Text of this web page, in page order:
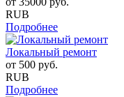
RUB
Подробнее
Локальный ремонт
от 500 руб.
RUB
Подробнее